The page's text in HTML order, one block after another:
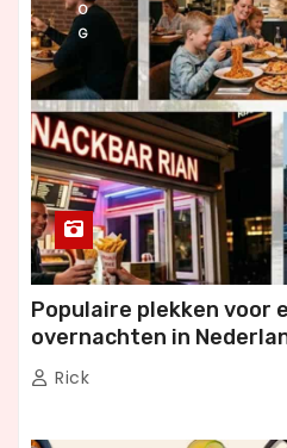
O
G
Populaire plekken voor
overnachten in
Rick